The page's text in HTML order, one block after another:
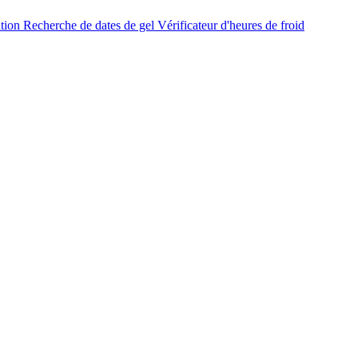
Recherche de dates de gel Vérificateur d'heures de froid